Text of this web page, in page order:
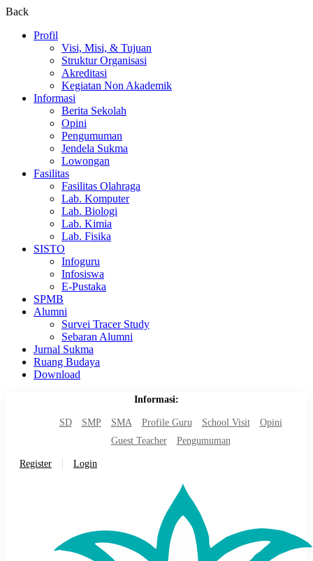
Back
Profil
Visi, Misi, & Tujuan
Struktur Organisasi
Akreditasi
Kegiatan Non Akademik
Informasi
Berita Sekolah
Opini
Pengumuman
Jendela Sukma
Lowongan
Fasilitas
Fasilitas Olahraga
Lab. Komputer
Lab. Biologi
Lab. Kimia
Lab. Fisika
SISTO
Infoguru
Infosiswa
E-Pustaka
SPMB
Alumni
Survei Tracer Study
Sebaran Alumni
Jurnal Sukma
Ruang Budaya
Download
Informasi:
SD SMP SMA Profile Guru School Visit
Opini
Guest Teacher
Pengumuman
Register Login